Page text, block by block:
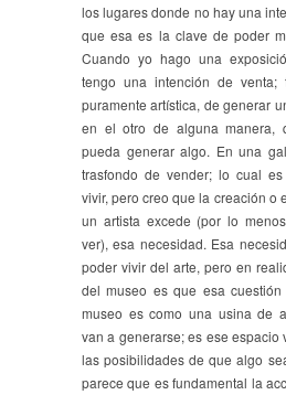
los lugares donde no hay una
que esa es la clave de poder
Cuando yo hago una
tengo una intención de venta;
puramente artística, de generar
en el otro de alguna manera,
pueda generar algo. En una
trasfondo de vender; lo cual
vivir, pero creo que la creación o
un artista excede (por lo
ver), esa necesidad. Esa
poder vivir del arte, pero en
del museo es que esa
museo es como una usina de
van a generarse; es ese espacio
las posibilidades de que algo
parece que es fundamental la